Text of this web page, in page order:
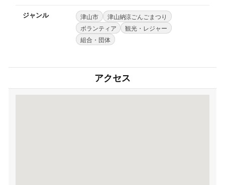
ジャンル 津山市
津山納涼ごんごまつり
ボランティア
観光・レジャー
組合・団体
アクセス